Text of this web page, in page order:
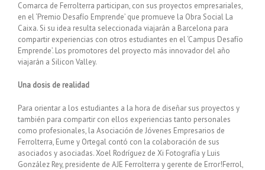
Comarca de Ferrolterra participan, con sus proyectos empresariales,
en el ‘Premio Desafío Emprende’ que promueve la Obra Social La
Caixa. Si su idea resulta seleccionada viajarán a Barcelona para
compartir experiencias con otros estudiantes en el ‘Campus Desafío
Emprende’. Los promotores del proyecto más innovador del año
viajarán a Silicon Valley.
Una dosis de realidad
Para orientar a los estudiantes a la hora de diseñar sus proyectos y
también para compartir con ellos experiencias tanto personales
como profesionales, la Asociación de Jóvenes Empresarios de
Ferrolterra, Eume y Ortegal contó con la colaboración de sus
asociados y asociadas. Xoel Rodríguez de Xi Fotografía y Luis
González Rey, presidente de AJE Ferrolterra y gerente de Error!Ferrol,